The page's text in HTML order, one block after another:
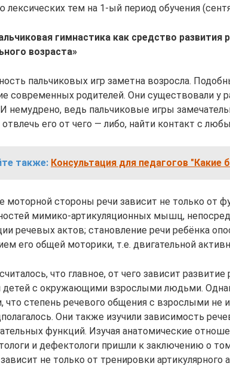
лексических тем на 1-ый период обучения
гимнастика как средство развития
возраста»
пальчиковых игр заметна возросла.
современных родителей. Они существовали у
немудрено, ведь пальчиковые игры
отвлечь его от чего — либо, найти контакт с
также: Консультация для педагогов
моторной стороны речи зависит не только от
мимико-артикуляционных мышц,
речевых актов; становление речи ребёнка
его общей моторики, т.е. двигательной
что главное, от чего зависит
детей с окружающими взрослыми людьми.
что степень речевого общения с взрослыми не
Они также изучили зависимость
функций. Изучая анатомические
и дефектологи пришли к заключению о
не только от тренировки артикулярного